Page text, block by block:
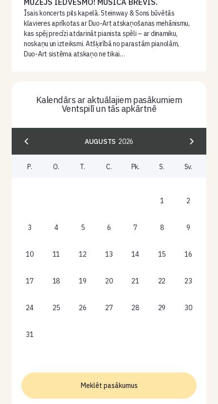
MUZEJS IEDVESMO! MUSICA BREVIS.
Īsais koncerts pils kapelā. Steinway & Sons būvētās
klavieres aprīkotas ar Duo-Art atskaņošanas mehānismu,
kas spēj precīzi atdarināt pianista spēli – ar dinamiku,
noskaņu un izteiksmi. Atšķirībā no parastām pianolām,
Duo-Art sistēma atskaņo ne tikai…
Kalendārs ar aktuālajiem pasākumiem
Ventspilī un tās apkārtnē
AUGUSTS 2026
P. O. T. C. Pk. S. Sv.
1 2
3 4 5 6 7 8 9
10 11 12 13 14 15 16
17 18 19 20 21 22 23
24 25 26 27 28 29 30
31
Meklēt pasākumus